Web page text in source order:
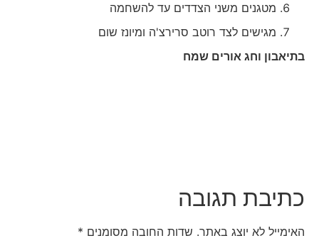
מטגנים משני הצדדים עד להשחמה
מגישים לצד רוטב סרירצ'ה ומיונז שום
בתיאבון וחג אורים שמח
כתיבת תגובה
האימייל לא יוצג באתר. שדות החובה מסומנים*